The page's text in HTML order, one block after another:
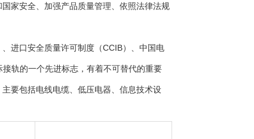
家安全、加强产品质量管理、依照法律法规
进口安全质量许可制度（CCIB）、中国电
轨的一个先进标志，有着不可替代的重要
要包括电线电缆、低压电器、信息技术设